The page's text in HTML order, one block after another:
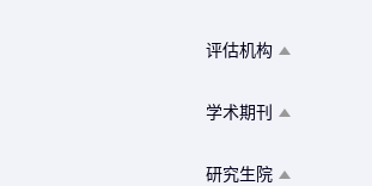
评估机构
学术期刊
研究生院